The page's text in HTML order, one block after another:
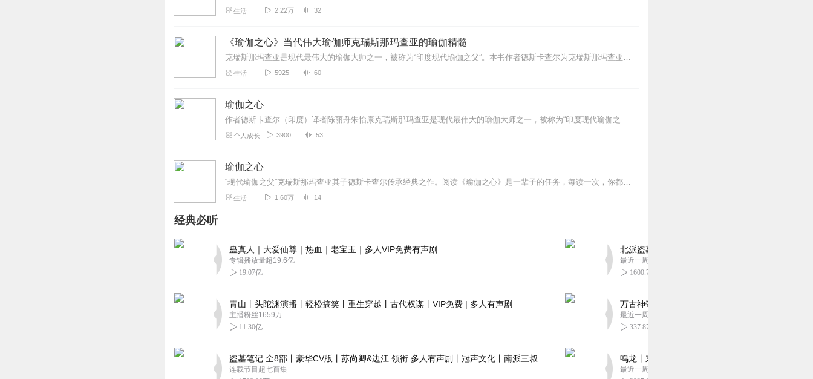
生活 2.22万 32
《瑜伽之心》当代伟大瑜伽师克瑞斯那玛查亚的瑜伽精髓
克瑞斯那玛查亚是现代最伟大的瑜伽大师之一，被称为“印度现代瑜伽之父”。本书作者德斯卡查尔为克瑞斯那玛查亚的四大门徒之一，也是他的亲生之子。本书是首本将一套活生生...
生活 5925 60
瑜伽之心
作者德斯卡查尔（印度）译者陈丽舟朱怡康克瑞斯那玛查亚是现代最伟大的瑜伽大师之一，被称为“印度现代瑜伽之父”。本书作者德斯卡查尔为克瑞斯那玛查亚的四大门徒之...
个人成长 3900 53
瑜伽之心
“现代瑜伽之父”克瑞斯那玛查亚其子德斯卡查尔传承经典之作。阅读《瑜伽之心》是一辈子的任务，每读一次，你都会获得一次新的体悟。这是第一本将一套活生生的呼吸艺术的步...
生活 1.60万 14
经典必听
蛊真人｜大爱仙尊｜热血｜老宝玉｜多人VIP免费有声剧
专辑播放量超19.6亿
19.07亿
青山丨头陀渊演播丨轻松搞笑丨重生穿越丨古代权谋丨VIP免费 | 多人有声剧
主播粉丝1659万
11.30亿
盗墓笔记 全8部丨豪华CV版丨苏尚卿&边江 领衔 多人有声剧丨冠声文化丨南派三叔
连载节目超七百集
北派盗墓笔记丨头陀渊出品丨悬疑灵异丨摸金校尉
最近一周更新
1600.79万
万古神帝丨玄幻丨热血丨紫襟团队演播丨多人有声
最近一周更新
337.87万
鸣龙丨东方玄幻丨紫襟团队丨轻松搞笑丨多人有声
最近一周更新